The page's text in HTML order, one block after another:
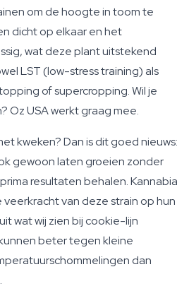
om de hoogte in toom te
dicht op elkaar en het
wat deze plant uitstekend
LST (low-stress training) als
of supercropping. Wil je
Oz USA werkt graag mee.
kweken? Dan is dit goed nieuws:
gewoon laten groeien zonder
resultaten behalen. Kannabia
van deze strain op hun
wat wij zien bij cookie-lijn
beter tegen kleine
dan